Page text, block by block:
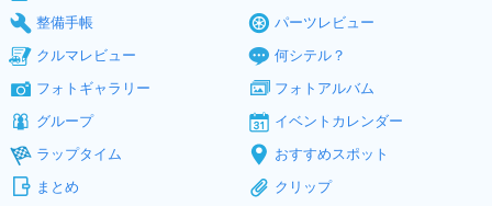
整備手帳
パーツレビュー
クルマレビュー
何シテル？
フォトギャラリー
フォトアルバム
グループ
イベントカレンダー
ラップタイム
おすすめスポット
まとめ
クリップ